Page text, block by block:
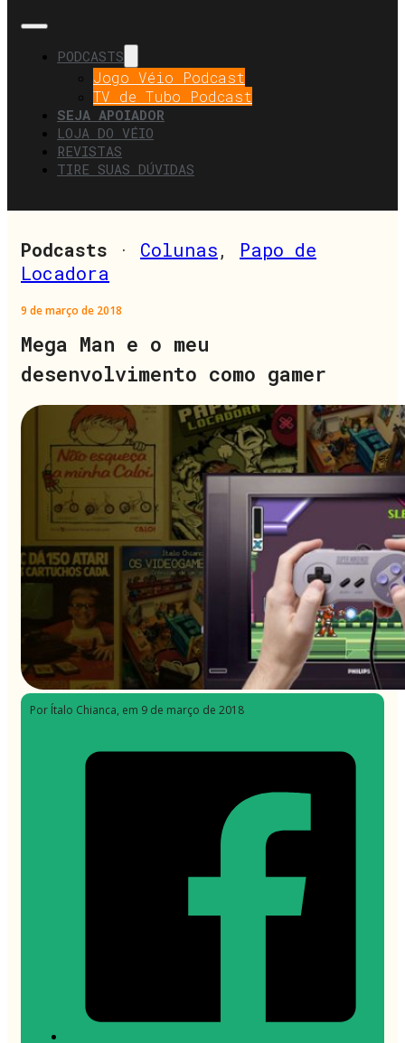
PODCASTS
Jogo Véio Podcast
TV de Tubo Podcast
SEJA APOIADOR
LOJA DO VÉIO
REVISTAS
TIRE SUAS DÚVIDAS
Podcasts · Colunas, Papo de
Locadora
9 de março de 2018
Mega Man e o meu
desenvolvimento como gamer
Por Ítalo Chianca, em 9 de março de 2018